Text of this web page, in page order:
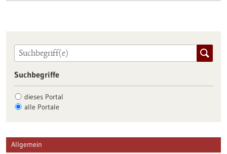
Suchbegriffe
dieses Portal
alle Portale
Allgemein